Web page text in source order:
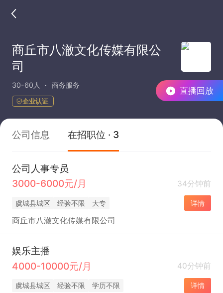
直播回放
商丘市八澈文化传媒有限公
司
30-60人 商务服务
企业认证
公司信息 在招职位 · 3
公司人事专员
3000-6000元/月
34分钟前
虞城县城区 经验不限 大专 详情
商丘市八澈文化传媒有限公司
娱乐主播
4000-10000元/月
40分钟前
虞城县城区 经验不限 学历不限 详情